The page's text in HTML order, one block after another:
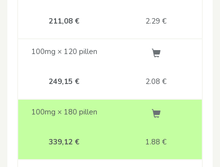
211,08 € 2.29 €
100mg × 120 pillen
249,15 € 2.08 €
100mg × 180 pillen
339,12 € 1.88 €